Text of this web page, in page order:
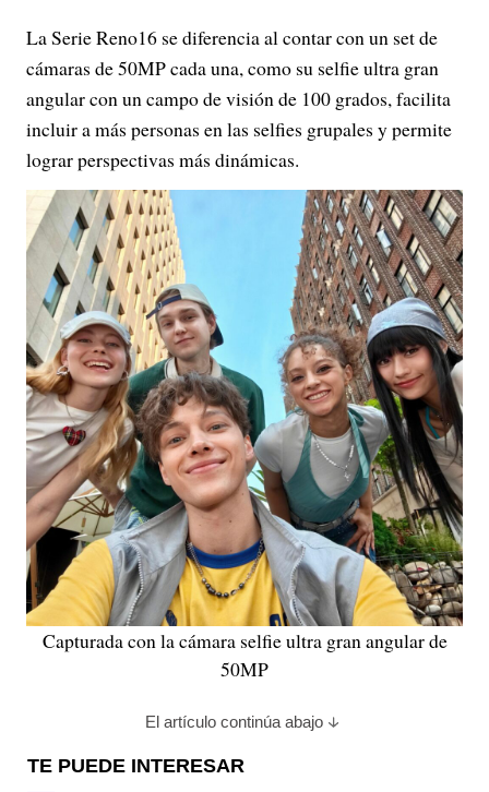
La Serie Reno16 se diferencia al contar con un set de
cámaras de 50MP cada una, como su selfie ultra gran
angular con un campo de visión de 100 grados, facilita
incluir a más personas en las selfies grupales y permite
lograr perspectivas más dinámicas.
Capturada con la cámara selfie ultra gran angular de
50MP
El artículo continúa abajo
TE PUEDE INTERESAR